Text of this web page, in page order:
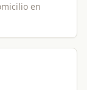
en